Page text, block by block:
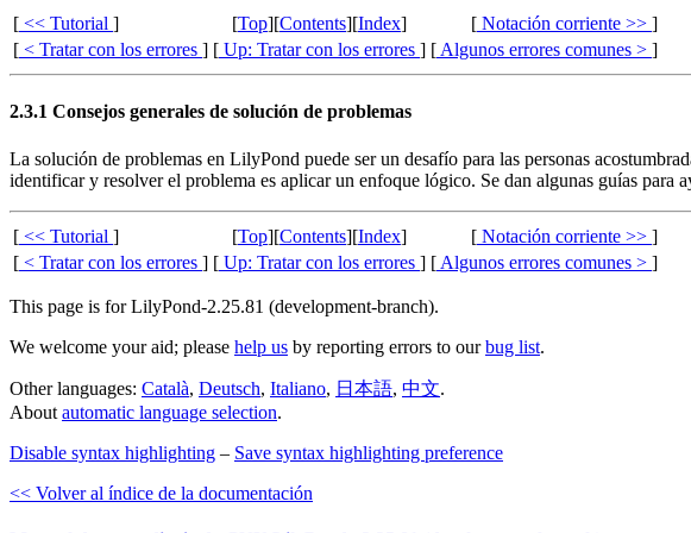
[ << Tutorial ] [Top][Contents][Index] [ Notación corriente >> ]
[ < Tratar con los errores ] [ Up: Tratar con los errores ] [ Algunos errores comunes > ]
2.3.1 Consejos generales de solución de problemas
La solución de problemas en LilyPond puede ser un desafío para las personas
identificar y resolver el problema es aplicar un enfoque lógico. Se dan algunas guías para
[ << Tutorial ] [Top][Contents][Index] [ Notación corriente >> ]
[ < Tratar con los errores ] [ Up: Tratar con los errores ] [ Algunos errores comunes > ]
This page is for LilyPond-2.25.81 (development-branch).
We welcome your aid; please help us by reporting errors to ourbug list.
Other languages: Català, Deutsch, Italiano, 日本語, 中文.
About automatic language selection.
Disable syntax highlighting – Save syntax highlighting preference
<< Volver al índice de la documentación